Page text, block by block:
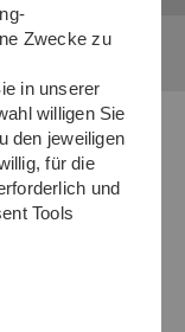
in
des
unterstützt
Zwecke zu
in unserer
willigen Sie
den jeweiligen
für die
und
Tools